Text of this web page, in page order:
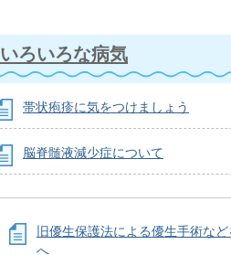
いろいろな病気
帯状疱疹に気をつけましょう
脳脊髄液減少症について
旧優生保護法による優生手術な
へ